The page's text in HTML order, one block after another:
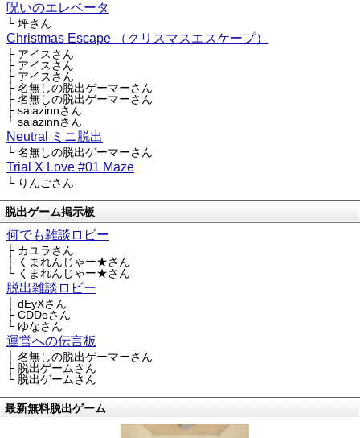
呪いのエレベータ
└ 坪さん
Christmas Escape （クリスマスエスケープ）
├ アイスさん
├ アイスさん
├ アイスさん
├ 名無しの脱出ゲーマーさん
├ 名無しの脱出ゲーマーさん
├ saiazinnさん
└ saiazinnさん
Neutral ミニ脱出
└ 名無しの脱出ゲーマーさん
Trial X Love #01 Maze
└ りんごさん
脱出ゲーム掲示板
何でも雑談ロビー
├ カユラさん
├ くまれんじゃー★さん
└ くまれんじゃー★さん
脱出雑談ロビー
├ dEyXさん
├ CDDeさん
└ ゆなさん
運営への伝言板
├ 名無しの脱出ゲーマーさん
├ 脱出ゲームさん
└ 脱出ゲームさん
最新無料脱出ゲーム